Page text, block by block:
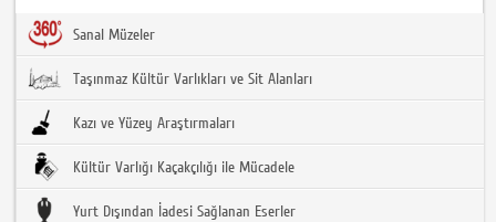
Sanal Müzeler
Taşınmaz Kültür Varlıkları ve Sit Alanları
Kazı ve Yüzey Araştırmaları
Kültür Varlığı Kaçakçılığı ile Mücadele
Yurt Dışından İadesi Sağlanan Eserler